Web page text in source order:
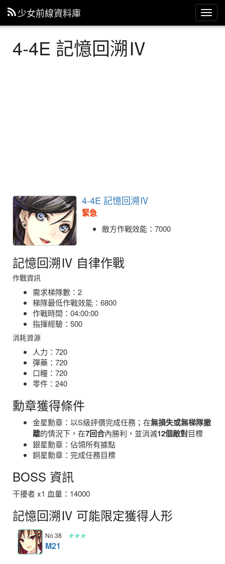
主
選
少女前線資料庫
4-4E 記憶回溯Ⅳ
4-4E 記憶回溯Ⅳ
緊急
敵方作戰效能：7000
記憶回溯Ⅳ 自律作戰
作戰資訊
需求梯隊數：2
梯隊最低作戰效能：6800
作戰時間：04:00:00
指揮經驗：500
消耗資源
人力：720
彈藥：720
口糧：720
零件：240
勳章獲得條件
金星勳章：以S級評價完成任務；在無損失或無梯隊撤
離的情況下，在7回合內勝利，並消滅12個敵對目標
銀星勳章：佔領所有據點
銅星勳章：完成任務目標
BOSS 資訊
干擾者 x1 血量：14000
記憶回溯Ⅳ 可能限定獲得人形
No.38 ★★★
M21